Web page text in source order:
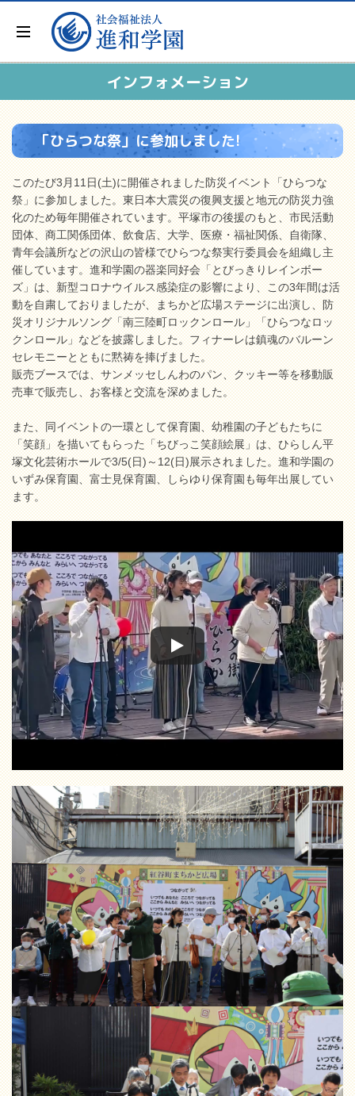
インフォメーション
「ひらつな祭」に参加しました!
このたび3月11日(土)に開催されました防災イベント「ひらつな
祭」に参加しました。東日本大震災の復興支援と地元の防災力強
化のため毎年開催されています。平塚市の後援のもと、市民活動
団体、商工関係団体、飲食店、大学、医療・福祉関係、自衛隊、
青年会議所などの沢山の皆様でひらつな祭実行委員会を組織し主
催しています。進和学園の器楽同好会「とびっきりレインボー
ズ」は、新型コロナウイルス感染症の影響により、この3年間は活
動を自粛しておりましたが、まちかど広場ステージに出演し、防
災オリジナルソング「南三陸町ロックンロール」「ひらつなロッ
クンロール」などを披露しました。フィナーレは鎮魂のバルーン
セレモニーとともに黙祷を捧げました。
販売ブースでは、サンメッセしんわのパン、クッキー等を移動販
売車で販売し、お客様と交流を深めました。
また、同イベントの一環として保育園、幼稚園の子どもたちに
「笑顔」を描いてもらった「ちびっこ笑顔絵展」は、ひらしん平
塚文化芸術ホールで3/5(日)～12(日)展示されました。進和学園の
いずみ保育園、富士見保育園、しらゆり保育園も毎年出展してい
ます。